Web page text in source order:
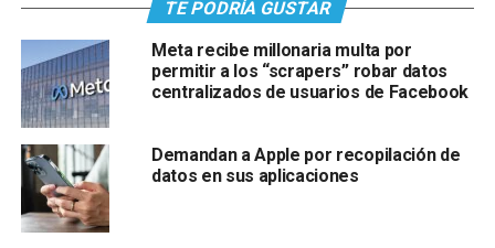
TE PODRÍA GUSTAR
Meta recibe millonaria multa por
permitir a los “scrapers” robar datos
centralizados de usuarios de Facebook
Demandan a Apple por recopilación de
datos en sus aplicaciones